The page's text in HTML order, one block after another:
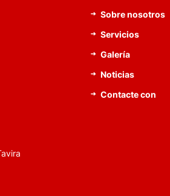
Sobre nosotros
Servicios
Galería
Noticias
Contacte con